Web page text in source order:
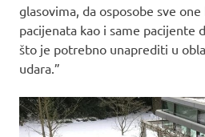
glasovima, da osposobe sve
pacijenata kao i same pacijente
što je potrebno unaprediti u
udara.”